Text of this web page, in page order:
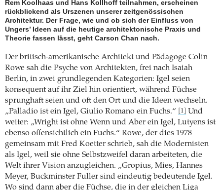
Rem Koolhaas und Hans Kollhoff teilnahmen, erscheinen
rückblickend als Urszenen unserer zeit­genössischen
Architektur. Der Frage, wie und ob sich der Einfluss von
Ungers’ Ideen auf die heutige architektonische Praxis und
Theorie fassen lässt, geht Carson Chan nach.
Der britisch-amerikanische Architekt und Pädagoge Colin
Rowe sah die Psyche von Architekten, frei nach Isaiah
Berlin, in zwei grundlegenden Kategorien: Igel seien
konsequent auf ihr Ziel hin orientiert, während Füchse
sprunghaft seien und oft den Ort und die Ideen wechseln.
„Palladio ist ein Igel, Giulio Romano ein Fuchs.“
[1]
Und
weiter: „Wright ist ohne Wenn und Aber ein Igel, Lutyens ist
ebenso offensichtlich ein Fuchs.“ Rowe, der dies 1978
gemeinsam mit Fred Koetter schrieb, sah die Modernisten
als Igel, weil sie ohne Selbstzweifel daran arbeiteten, die
Welt ihrer Vision anzugleichen. „Gropius, Mies, Hannes
Meyer, Buckminster Fuller sind eindeutig bedeutende Igel.
Wo sind dann aber die Füchse, die in der gleichen Liga